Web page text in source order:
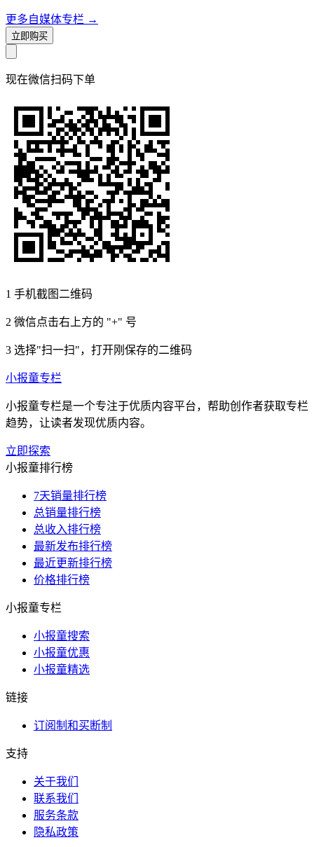
更多自媒体专栏 →
立即购买
现在微信扫码下单
1 手机截图二维码
2 微信点击右上方的 "+" 号
3 选择"扫一扫"，打开刚保存的二维码
小报童专栏
小报童专栏是一个专注于优质内容平台，帮助创作者获取专栏
趋势，让读者发现优质内容。
立即探索
小报童排行榜
7天销量排行榜
总销量排行榜
总收入排行榜
最新发布排行榜
最近更新排行榜
价格排行榜
小报童专栏
小报童搜索
小报童优惠
小报童精选
链接
订阅制和买断制
支持
关于我们
联系我们
服务条款
隐私政策